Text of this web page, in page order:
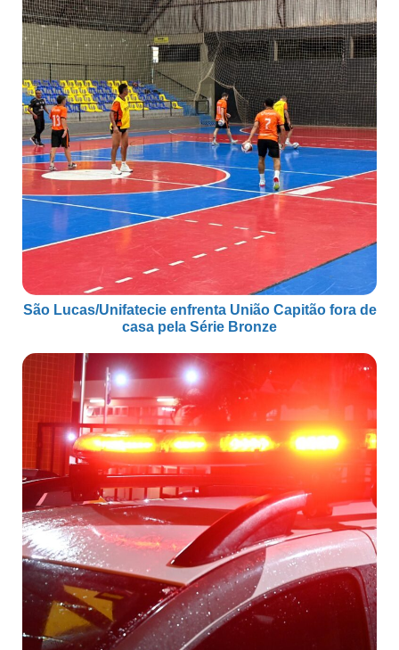
São Lucas/Unifatecie enfrenta União Capitão fora de
casa pela Série Bronze